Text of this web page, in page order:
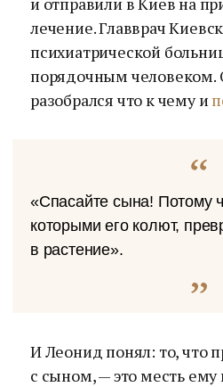
лечение. Главврач
психиатрической
порядочным человеком.
разобрался что к чему и
«Спасайте сына! Потому
которыми его колют,
в растение».
И Леонид понял: то, что
с сыном, — это месть ему